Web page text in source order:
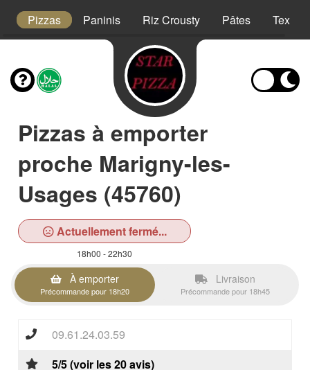
Pizzas Paninis Riz Crousty Pâtes Tex
Pizzas à emporter
proche Marigny-les-
Usages (45760)
Actuellement fermé...
18h00 - 22h30
À emporter
Précommande pour 18h20
Livraison
Précommande pour 18h45
09.61.24.03.59
5/5 (voir les 20 avis)